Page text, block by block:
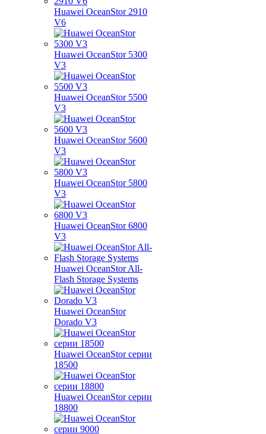
Huawei OceanStor 2910
V6
Huawei OceanStor 5300
V3
Huawei OceanStor 5500
V3
Huawei OceanStor 5600
V3
Huawei OceanStor 5800
V3
Huawei OceanStor 6800
V3
Huawei OceanStor All-
Flash Storage Systems
Huawei OceanStor
Dorado V3
Huawei OceanStor серии
18500
Huawei OceanStor серии
18800